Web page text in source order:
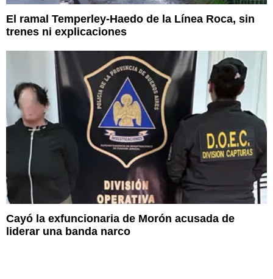
El ramal Temperley-Haedo de la Línea Roca, sin
trenes ni explicaciones
Cayó la exfuncionaria de Morón acusada de
liderar una banda narco